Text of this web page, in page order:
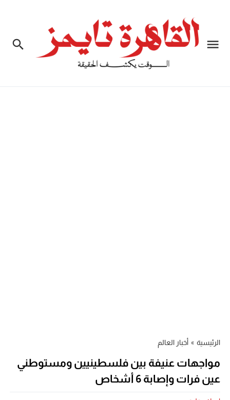
الرئيسية » أخبار العالم
مواجهات عنيفة بين فلسطينيين ومستوطني
عين فرات وإصابة 6 أشخاص